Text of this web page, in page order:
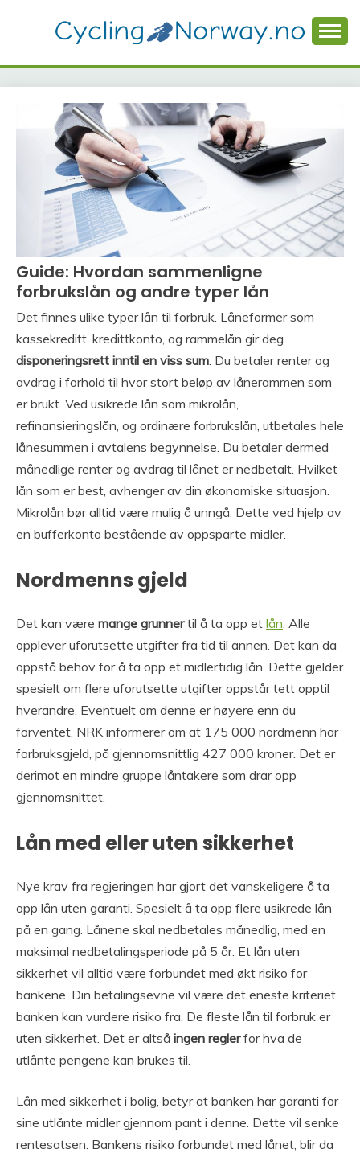
Guide: Hvordan sammenligne
forbrukslån og andre typer lån
Det finnes ulike typer lån til forbruk. Låneformer som
kassekreditt, kredittkonto, og rammelån gir deg
disponeringsrett inntil en viss sum . Du betaler renter og
avdrag i forhold til hvor stort beløp av lånerammen som
er brukt. Ved usikrede lån som mikrolån,
refinansieringslån, og ordinære forbrukslån, utbetales hele
lånesummen i avtalens begynnelse. Du betaler dermed
månedlige renter og avdrag til lånet er nedbetalt. Hvilket
lån som er best, avhenger av din økonomiske situasjon.
Mikrolån bør alltid være mulig å unngå. Dette ved hjelp av
en bufferkonto bestående av oppsparte midler.
Nordmenns gjeld
Det kan være mange grunnertil å ta opp et lån . Alle
opplever uforutsette utgifter fra tid til annen. Det kan da
oppstå behov for å ta opp et midlertidig lån. Dette gjelder
spesielt om flere uforutsette utgifter oppstår tett opptil
hverandre. Eventuelt om denne er høyere enn du
forventet. NRK informerer om at 175 000 nordmenn har
forbruksgjeld, på gjennomsnittlig 427 000 kroner. Det er
derimot en mindre gruppe låntakere som drar opp
gjennomsnittet.
Lån med eller uten sikkerhet
Nye krav fra regjeringen har gjort det vanskeligere å ta
opp lån uten garanti. Spesielt å ta opp flere usikrede lån
på en gang. Lånene skal nedbetales månedlig, med en
maksimal nedbetalingsperiode på 5 år. Et lån uten
sikkerhet vil alltid være forbundet med økt risiko for
bankene. Din betalingsevne vil være det eneste kriteriet
banken kan vurdere risiko fra. De fleste lån til forbruk er
uten sikkerhet. Det er altså ingen reglerfor hva de
utlånte pengene kan brukes til.
Lån med sikkerhet i bolig, betyr at banken har garanti for
sine utlånte midler gjennom pant i denne. Dette vil senke
rentesatsen. Bankens risiko forbundet med lånet, blir da